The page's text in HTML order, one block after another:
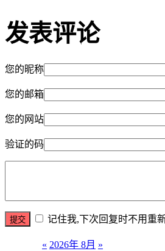
发表评论
您的昵称
您的邮箱
您的网站
验证的码
记住我,下次回复时不用重
« 2026年 8月 »